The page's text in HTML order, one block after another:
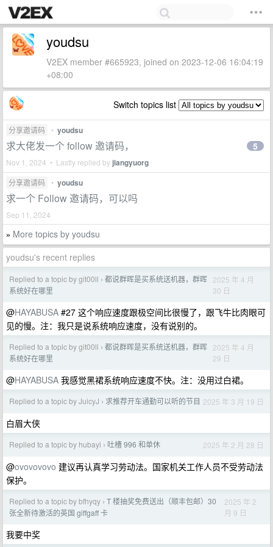
youdsu
V2EX member #665923, joined on 2023-12-06 16:04:19
+08:00
Switch topics list
分享邀请码 • youdsu
求大佬发一个 follow 邀请码，
Nov 1, 2024 • Lastly replied by jiangyuorg
5
分享邀请码 • youdsu
求一个 Follow 邀请码，可以吗
Sep 11, 2024
» More topics by youdsu
youdsu's recent replies
Replied to a topic by git00ll › 都说群晖是买系统送机器，群晖
系统好在哪里
2025 年 4 月
30 日
@HAYABUSA #27 这个响应速度跟极空间比很慢了，跟飞牛比肉眼可
见的慢。注：我只是说系统响应速度，没有说别的。
Replied to a topic by git00ll › 都说群晖是买系统送机器，群晖
系统好在哪里
2025 年 4 月
29 日
@HAYABUSA 我感觉黑裙系统响应速度不快。注：没用过白裙。
Replied to a topic by JuicyJ › 求推荐开车通勤可以听的节目 2025 年 3 月 19 日
白眉大侠
Replied to a topic by hubayi › 吐槽 996 和单休 2025 年 2 月 28 日
@ovovovovo 建议再认真学习劳动法。国家机关工作人员不受劳动法
保护。
Replied to a topic by bfhyqy › T 楼抽奖免费送出（顺丰包邮）30
张全新待激活的英国 giffgaff 卡
2025 年 2
月 9 日
我要中奖